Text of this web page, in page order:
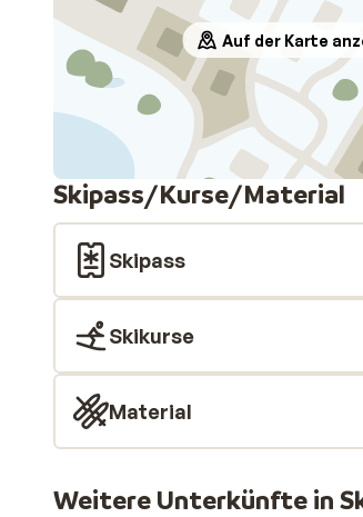
Auf der Karte
Skipass/Kurse/Material
Skipass
Skikurse
Material
Weitere Unterkünfte in